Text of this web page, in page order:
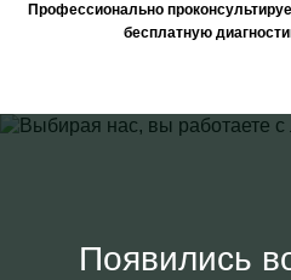
Профессионально
бесплатную
Появились